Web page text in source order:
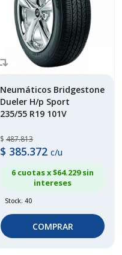
Neumáticos Bridgestone
Dueler H/p Sport
235/55 R19 101V
$ 487.813
$ 385.372 c/u
6 cuotas x $64.229sin
intereses
Stock: 40
COMPRAR